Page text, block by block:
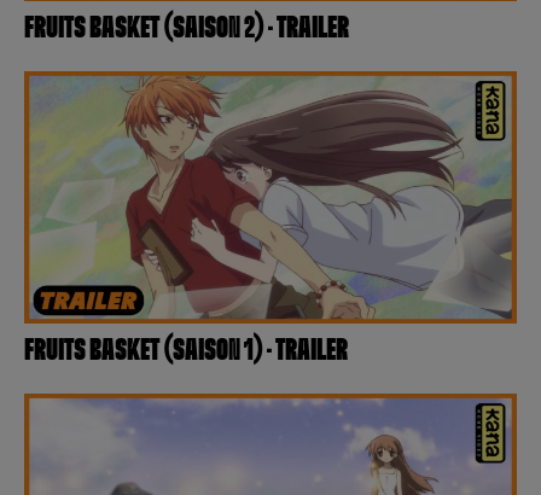
FRUITS BASKET (SAISON 2) – TRAILER
FRUITS BASKET (SAISON 1) – TRAILER
Se connecter S’inscrire
Hunter x Hunter
Fire Force
Black Butler